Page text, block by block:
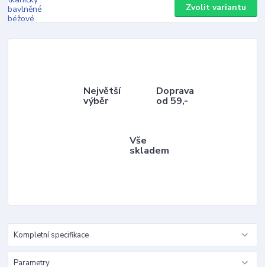
Zvolit variantu
Největší
výběr
Doprava
od 59,-
Vše
skladem
Kompletní specifikace
Parametry